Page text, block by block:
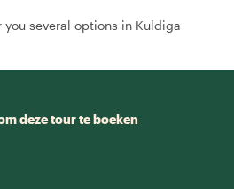
you several options in Kuldiga
deze tour te boeken